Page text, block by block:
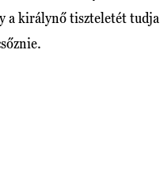
a királynő tiszteletét tudja